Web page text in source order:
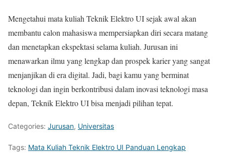
Mengetahui mata kuliah Teknik Elektro UI sejak awal akan
membantu calon mahasiswa mempersiapkan diri secara matang
dan menetapkan ekspektasi selama kuliah. Jurusan ini
menawarkan ilmu yang lengkap dan prospek karier yang sangat
menjanjikan di era digital. Jadi, bagi kamu yang berminat
teknologi dan ingin berkontribusi dalam inovasi teknologi masa
depan, Teknik Elektro UI bisa menjadi pilihan tepat.
Categories: Jurusan, Universitas
Tags: Mata Kuliah Teknik Elektro UI Panduan Lengkap